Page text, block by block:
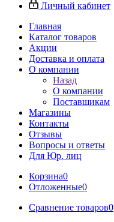
Личный кабинет
Главная
Каталог товаров
Акции
Доставка и оплата
О компании
Назад
О компании
Поставщикам
Магазины
Контакты
Отзывы
Вопросы и ответы
Для Юр. лиц
Корзина0
Отложенные0
Сравнение товаров0